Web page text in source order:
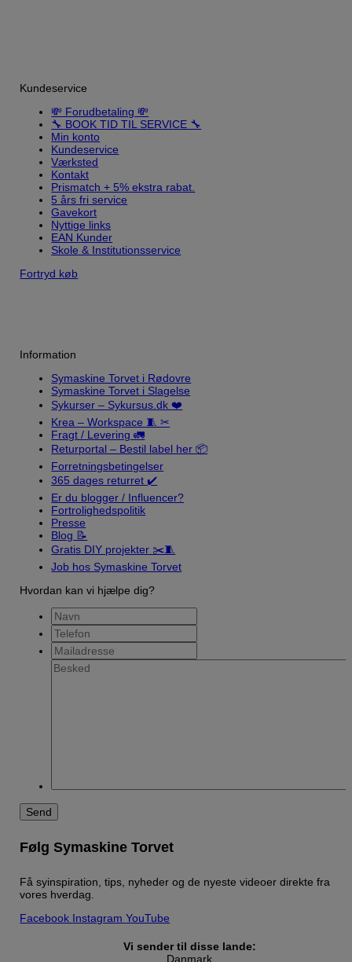
Kundeservice
💸 Forudbetaling 💸
🔧 BOOK TID TIL SERVICE 🔧
Min konto
Kundeservice
Værksted
Kontakt
Prismatch + 5% ekstra rabat.
5 års fri service
Gavekort
Nyttige links
EAN Kunder
Skole & Institutionsservice
Fortryd køb
Information
Symaskine Torvet i Rødovre
Symaskine Torvet i Slagelse
Sykurser – Sykursus.dk ❤️
Krea – Workspace 🧵 ✂
Fragt / Levering 🚛
Returportal – Bestil label her 📦
Forretningsbetingelser
365 dages returret ✔️
Er du blogger / Influencer?
Fortrolighedspolitik
Presse
Blog 📝
Gratis DIY projekter ✂️🧵
Job hos Symaskine Torvet
Hvordan kan vi hjælpe dig?
Navn
Telefon
Mailadresse
Besked
Følg Symaskine Torvet
Få syinspiration, tips, nyheder og de nyeste videoer direkte fra
vores hverdag.
Facebook InstagramYouTube
Vi sender til disse lande:
Danmark